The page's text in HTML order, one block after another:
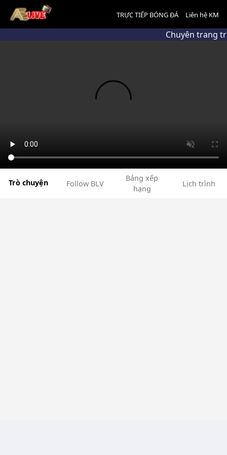
TRỰC TIẾP BÓNG ĐÁ Liên hệ KM
Chuyên trang
Trò chuyện Follow BLV
Bảng xếp
hạng
Lịch trình